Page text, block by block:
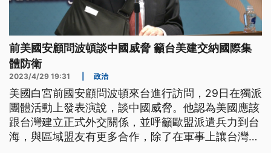
前美國安顧問波頓談中國威脅 籲台美建交納國際集
體防衛
2023/4/29 19:31 政治
美國白宮前國安顧問波頓來台進行訪問，29日在獨派
團體活動上發表演說，談中國威脅。他認為美國應該
跟台灣建立正式外交關係，並呼籲歐盟派遣兵力到台
海，與區域盟友有更多合作，除了在軍事上讓台灣成